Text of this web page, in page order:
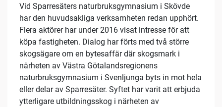
Vid Sparresäters naturbruksgymnasium i Skövde
har den huvudsakliga verksamheten redan upphört.
Flera aktörer har under 2016 visat intresse för att
köpa fastigheten. Dialog har förts med två större
skogsägare om en bytesaffär där skogsmark i
närheten av Västra Götalandsregionens
naturbruksgymnasium i Svenljunga byts in mot hela
eller delar av Sparresäter. Syftet har varit att erbjuda
ytterligare utbildningsskog i närheten av